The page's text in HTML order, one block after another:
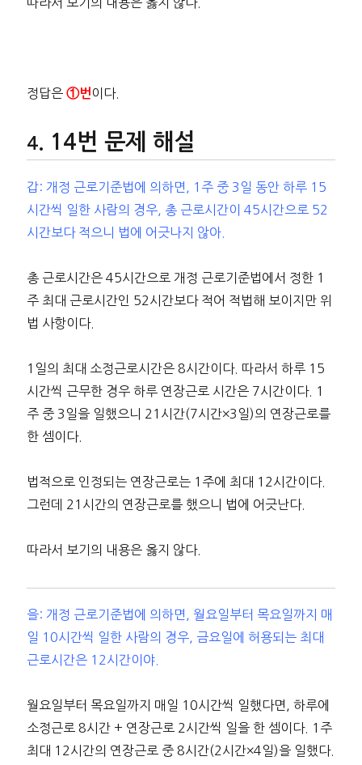
정답은 ①번 이다.
14번 문제 해설
갑: 개정 근로기준법에 의하면, 1주 중 3일 동안 하루 15
시간씩 일한 사람의 경우, 총 근로시간이 45시간으로 52
시간보다 적으니 법에 어긋나지 않아.
총 근로시간은 45시간으로 개정 근로기준법에서 정한 1
주 최대 근로시간인 52시간보다 적어 적법해 보이지만 위
법 사항이다.
1일의 최대 소정근로시간은 8시간이다. 따라서 하루 15
시간씩 근무한 경우 하루 연장근로 시간은 7시간이다. 1
주 중 3일을 일했으니 21시간(7시간×3일)의 연장근로를
한 셈이다.
법적으로 인정되는 연장근로는 1주에 최대 12시간이다.
그런데 21시간의 연장근로를 했으니 법에 어긋난다.
따라서 보기의 내용은 옳지 않다.
을: 개정 근로기준법에 의하면, 월요일부터 목요일까지 매
일 10시간씩 일한 사람의 경우, 금요일에 허용되는 최대
근로시간은 12시간이야.
월요일부터 목요일까지 매일 10시간씩 일했다면, 하루에
소정근로 8시간 + 연장근로 2시간씩 일을 한 셈이다. 1주
최대 12시간의 연장근로 중 8시간(2시간×4일)을 일했다.